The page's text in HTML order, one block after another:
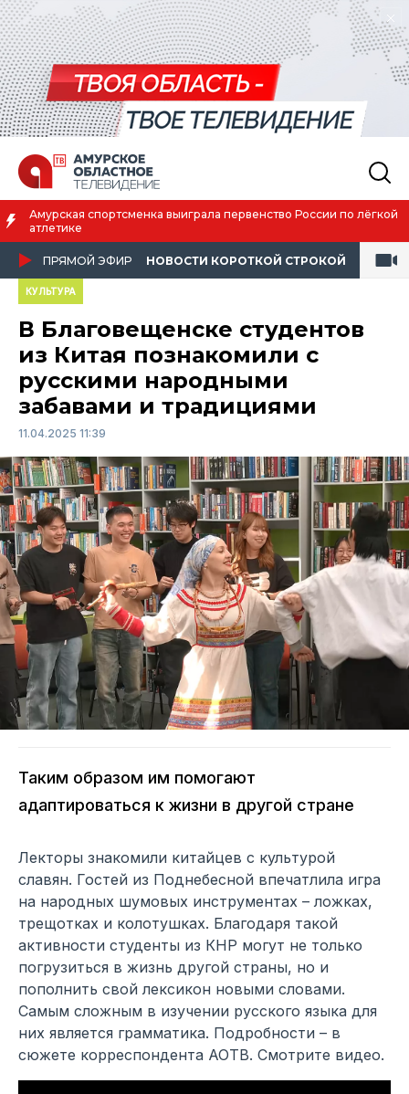
Благовещенск вошёл в число городов с наилучшим качеством
жизни
ПРЯМОЙ ЭФИР НОВОСТИ КОРОТКОЙ СТРОКОЙ
КУЛЬТУРА
В Благовещенске студентов
из Китая познакомили с
русскими народными
забавами и традициями
11.04.2025 11:39
Таким образом им помогают
адаптироваться к жизни в другой стране
Лекторы знакомили китайцев с культурой
славян. Гостей из Поднебесной впечатлила игра
на народных шумовых инструментах – ложках,
трещотках и колотушках. Благодаря такой
активности студенты из КНР могут не только
погрузиться в жизнь другой страны, но и
пополнить свой лексикон новыми словами.
Самым сложным в изучении русского языка для
них является грамматика. Подробности – в
сюжете корреспондента АОТВ. Смотрите видео.